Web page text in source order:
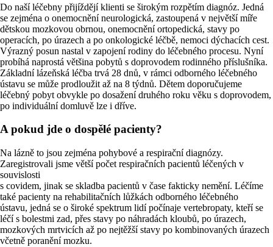
Do naší léčebny přijíždějí klienti se širokým rozpětím diagnóz. Jedná
se zejména o onemocnění neurologická, zastoupená v největší míře
dětskou mozkovou obrnou, onemocnění ortopedická, stavy po
operacích, po úrazech a po onkologické léčbě, nemoci dýchacích cest.
Výrazný posun nastal v zapojení rodiny do léčebného procesu. Nyní
probíhá naprostá většina pobytů s doprovodem rodinného příslušníka.
Základní lázeňská léčba trvá 28 dnů, v rámci odborného léčebného
ústavu se může prodloužit až na 8 týdnů. Dětem doporučujeme
léčebný pobyt obvykle po dosažení druhého roku věku s doprovodem,
po individuální domluvě lze i dříve.
A pokud jde o dospělé pacienty?
Na lázně to jsou zejména pohybové a respirační diagnózy.
Zaregistrovali jsme větší počet respiračních pacientů léčených v
souvislosti
s covidem, jinak se skladba pacientů v čase fakticky nemění. Léčíme
také pacienty na rehabilitačních lůžkách odborného léčebného
ústavu, jedná se o široké spektrum lidí počínaje vertebropaty, kteří se
léčí s bolestmi zad, přes stavy po náhradách kloubů, po úrazech,
mozkových mrtvicích až po nejtěžší stavy po kombinovaných úrazech
včetně poranění mozku.